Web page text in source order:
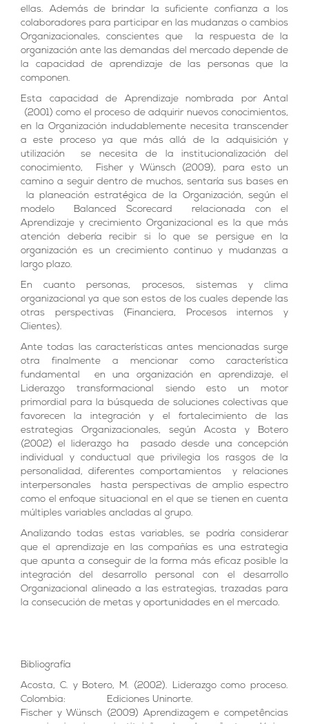
ellas. Además de brindar la suficiente confianza a los
colaboradores para participar en las mudanzas o cambios
Organizacionales, conscientes que la respuesta de la
organización ante las demandas del mercado depende de
la capacidad de aprendizaje de las personas que la
componen.
Esta capacidad de Aprendizaje nombrada por Antal
(2001) como el proceso de adquirir nuevos conocimientos,
en la Organización indudablemente necesita transcender
a este proceso ya que más allá de la adquisición y
utilización se necesita de la institucionalización del
conocimiento, Fisher y Wünsch (2009), para esto un
camino a seguir dentro de muchos, sentaría sus bases en
la planeación estratégica de la Organización, según el
modelo Balanced Scorecard relacionada con el
Aprendizaje y crecimiento Organizacional es la que más
atención debería recibir si lo que se persigue en la
organización es un crecimiento continuo y mudanzas a
largo plazo.
En cuanto personas, procesos, sistemas y clima
organizacional ya que son estos de los cuales depende las
otras perspectivas (Financiera, Procesos internos y
Clientes).
Ante todas las características antes mencionadas surge
otra finalmente a mencionar como característica
fundamental en una organización en aprendizaje, el
Liderazgo transformacional siendo esto un motor
primordial para la búsqueda de soluciones colectivas que
favorecen la integración y el fortalecimiento de las
estrategias Organizacionales, según Acosta y Botero
(2002) el liderazgo ha pasado desde una concepción
individual y conductual que privilegia los rasgos de la
personalidad, diferentes comportamientos y relaciones
interpersonales hasta perspectivas de amplio espectro
como el enfoque situacional en el que se tienen en cuenta
múltiples variables ancladas al grupo.
Analizando todas estas variables, se podría considerar
que el aprendizaje en las compañías es una estrategia
que apunta a conseguir de la forma más eficaz posible la
integración del desarrollo personal con el desarrollo
Organizacional alineado a las estrategias, trazadas para
la consecución de metas y oportunidades en el mercado.
Bibliografía
Acosta, C. y Botero, M. (2002). Liderazgo como proceso.
Colombia: Ediciones Uninorte.
Fischer y Wünsch (2009) Aprendizagem e competências